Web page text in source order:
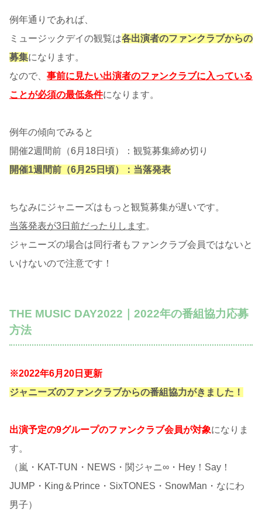
例年通りであれば、
ミュージックデイの観覧は各出演者のファンクラブからの
募集になります。
なので、 事前に見たい出演者のファンクラブに入っている
ことが必須の最低条件になります。
例年の傾向でみると
開催2週間前（6月18日頃）：観覧募集締め切り
開催1週間前（6月25日頃）：当落発表
ちなみにジャニーズはもっと観覧募集が遅いです。
当落発表が3日前だったりします。
ジャニーズの場合は同行者もファンクラブ会員ではないと
いけないので注意です！
THE MUSIC DAY2022｜2022年の番組協力応募
方法
※2022年6月20日更新
ジャニーズのファンクラブからの番組協力がきました！
出演予定の9グループのファンクラブ会員が対象になりま
す。
（嵐・KAT-TUN・NEWS・関ジャニ∞・Hey！Say！
JUMP・King＆Prince・SixTONES・SnowMan・なにわ
男子）